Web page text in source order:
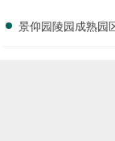
景仰园陵园成熟园